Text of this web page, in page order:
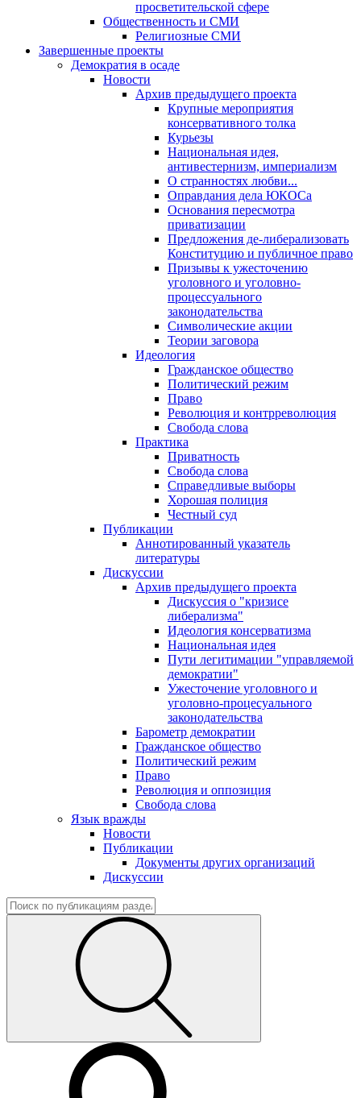
просветительской сфере
Общественность и СМИ
Религиозные СМИ
Завершенные проекты
Демократия в осаде
Новости
Архив предыдущего проекта
Крупные мероприятия
консервативного толка
Курьезы
Национальная идея,
антивестернизм, империализм
О странностях любви...
Оправдания дела ЮКОСа
Основания пересмотра
приватизации
Предложения де-либерализовать
Конституцию и публичное право
Призывы к ужесточению
уголовного и уголовно-
процессуального
законодательства
Символические акции
Теории заговора
Идеология
Гражданское общество
Политический режим
Право
Революция и контрреволюция
Свобода слова
Практика
Приватность
Свобода слова
Справедливые выборы
Хорошая полиция
Честный суд
Публикации
Аннотированный указатель
литературы
Дискуссии
Архив предыдущего проекта
Дискуссия о "кризисе
либерализма"
Идеология консерватизма
Национальная идея
Пути легитимации "управляемой
демократии"
Ужесточение уголовного и
уголовно-процесуального
законодательства
Барометр демократии
Гражданское общество
Политический режим
Право
Революция и оппозиция
Свобода слова
Язык вражды
Новости
Публикации
Документы других организаций
Дискуссии